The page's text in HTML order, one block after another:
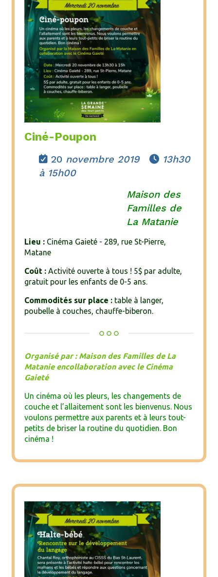
Ciné-Poupon
20novembre 2019 13h30
à 15h00
Maison des
Familles de
La Matanie
Lieu :Cinéma Gaieté - 289, rue St-Pierre,
Matane
Coût :Activité ouverte à tous ! 5$ par adulte,
gratuit pour les enfants de 0-5 ans.
Commodités sur place :table à langer,
poubelle à couches, chauffe-biberon.
Organisé par : Maison des Familles de La
Matanie encollaboration avec le Cinéma
Gaieté
Un cinéma où les pleurs, les changements de
couche et l’allaitement sont les bienvenus. Nous
voulons permettre aux parents et à leurs tout-
petits de briser la routine du quotidien. Bon
cinéma !